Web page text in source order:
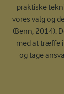
praktiske
vores valg og
(Benn, 2014).
med at træffe
og tage